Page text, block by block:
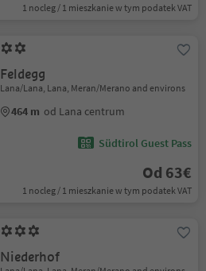
1 nocleg / 1 mieszkanie w tym podatek VAT
Feldegg
Lana/Lana, Lana, Meran/Merano and environs
464 m od Lana centrum
Südtirol Guest Pass
Od 63€
1 nocleg / 1 mieszkanie w tym podatek VAT
Niederhof